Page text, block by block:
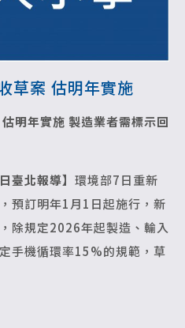
草案 估明年實施
明年實施 製造業者需標示回
臺北報導】 環境部7日重新
預訂明年1月1日起施行，新
除規定2026年起製造、輸入
手機循環率15%的規範，草